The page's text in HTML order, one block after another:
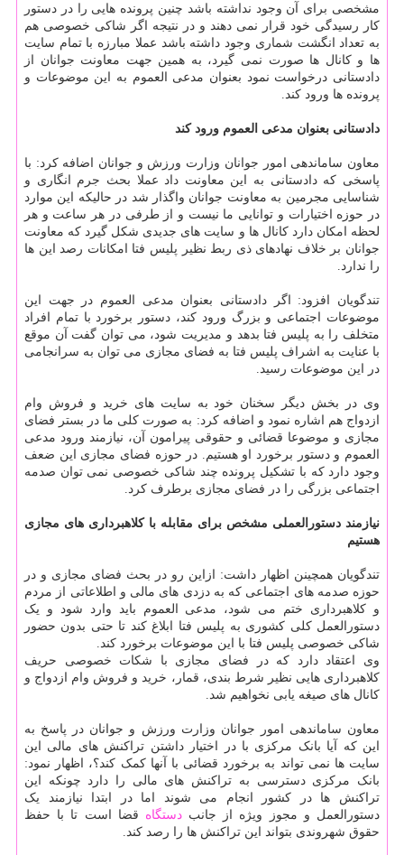
مشخصی برای آن وجود نداشته باشد چنین پرونده هایی را در دستور
کار رسیدگی خود قرار نمی دهند و در نتیجه اگر شاکی خصوصی هم
به تعداد انگشت شماری وجود داشته باشد عملا مبارزه با تمام سایت
ها و کانال ها صورت نمی گیرد، به همین جهت معاونت جوانان از
دادستانی درخواست نمود بعنوان مدعی العموم به این موضوعات و
پرونده ها ورود کند.
دادستانی بعنوان مدعی العموم ورود کند
معاون ساماندهی امور جوانان وزارت ورزش و جوانان اضافه کرد: با
پاسخی که دادستانی به این معاونت داد عملا بحث جرم انگاری و
شناسایی مجرمین به معاونت جوانان واگذار شد در حالیکه این موارد
در حوزه اختیارات و توانایی ما نیست و از طرفی در هر ساعت و هر
لحظه امکان دارد کانال ها و سایت های جدیدی شکل گیرد که معاونت
جوانان بر خلاف نهادهای ذی ربط نظیر پلیس فتا امکانات رصد این ها
را ندارد.
تندگویان افزود: اگر دادستانی بعنوان مدعی العموم در جهت این
موضوعات اجتماعی و بزرگ ورود کند، دستور برخورد با تمام افراد
متخلف را به پلیس فتا بدهد و مدیریت شود، می توان گفت آن موقع
با عنایت به اشراف پلیس فتا به فضای مجازی می توان به سرانجامی
در این موضوعات رسید.
وی در بخش دیگر سخنان خود به سایت های خرید و فروش وام
ازدواج هم اشاره نمود و اضافه کرد: به صورت کلی ما در بستر فضای
مجازی و موضوعا قضائی و حقوقی پیرامون آن، نیازمند ورود مدعی
العموم و دستور برخورد او هستیم. در حوزه فضای مجازی این ضعف
وجود دارد که با تشکیل پرونده چند شاکی خصوصی نمی توان صدمه
اجتماعی بزرگی را در فضای مجازی برطرف کرد.
نیازمند دستورالعملی مشخص برای مقابله با کلاهبرداری های مجازی
هستیم
تندگویان همچینن اظهار داشت: ازاین رو در بحث فضای مجازی و در
حوزه صدمه های اجتماعی که به دزدی های مالی و اطلاعاتی از مردم
و کلاهبرداری ختم می شود، مدعی العموم باید وارد شود و یک
دستورالعمل کلی کشوری به پلیس فتا ابلاغ کند تا حتی بدون حضور
شاکی خصوصی پلیس فتا با این موضوعات برخورد کند.
وی اعتقاد دارد که در فضای مجازی با شکات خصوصی حریف
کلاهبرداری هایی نظیر شرط بندی، قمار، خرید و فروش وام ازدواج و
کانال های صیغه یابی نخواهیم شد.
معاون ساماندهی امور جوانان وزارت ورزش و جوانان در پاسخ به
این که آیا بانک مرکزی با در اختیار داشتن تراکنش های مالی این
سایت ها نمی تواند به برخورد قضائی با آنها کمک کند؟، اظهار نمود:
بانک مرکزی دسترسی به تراکنش های مالی را دارد چونکه این
تراکنش ها در کشور انجام می شوند اما در ابتدا نیازمند یک
دستورالعمل و مجوز ویژه از جانبدستگاه قضا است تا با حفظ
حقوق شهروندی بتواند این تراکنش ها را رصد کند.